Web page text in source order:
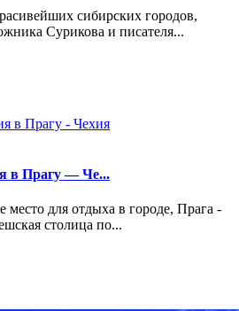
сибирских городов,
Сурикова и писателя...
в Прагу — Че...
место для отдыха в городе, Прага -
столица по...